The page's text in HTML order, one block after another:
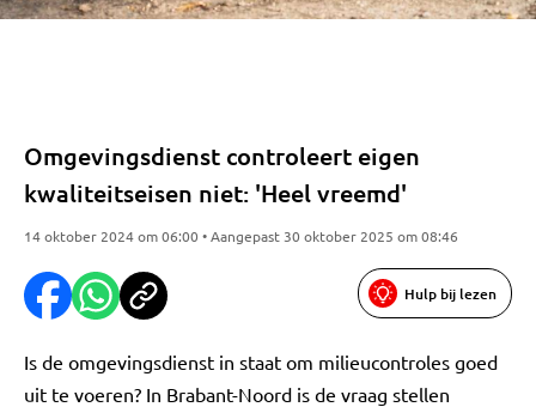
Omgevingsdienst controleert eigen
kwaliteitseisen niet: 'Heel vreemd'
14 oktober 2024 om 06:00 • Aangepast 30 oktober 2025 om 08:46
Hulp bij lezen
Is de omgevingsdienst in staat om milieucontroles goed
uit te voeren? In Brabant-Noord is de vraag stellen